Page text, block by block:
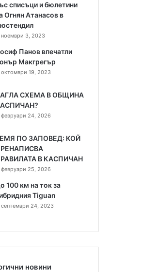
списъци и бюлетини
Огнян Атанасов в
ноември 3, 2023
Панов впечатли
Макгрегър
октомври 19, 2023
СХЕМА В ОБЩИНА
февруари 24, 2026
ПО ЗАПОВЕД: КОЙ
В КАСПИЧАН
февруари 25, 2026
100 км на ток за
Tiguan
септември 24, 2023
новини